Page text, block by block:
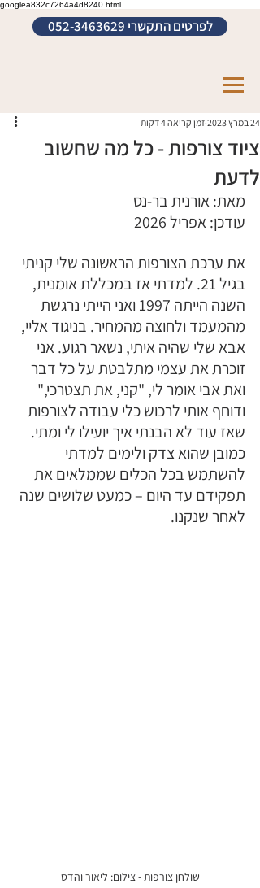
googlea832c7264a4d8240.html
לפרטים התקשרי 052-3463629
ציוד צורפות - כל מה שחשוב
לדעת
24 במרץ 2023 זמן קריאה 4 דקות
מאת: אורנית בר-נס
עודכן: אפריל 2026
את ערכת הצורפות הראשונה שלי קניתי
בגיל 21. למדתי אז במכללת אומנית,
השנה הייתה 1997 ואני הייתי נרגשת
מהמעמד ולחוצה מהמחיר. בניגוד אליי,
אבא שלי שהיה איתי, נשאר רגוע. אני
זוכרת את עצמי מתלבטת על כל דבר
ואת אבי אומר לי, "קני, את תצטרכי,"
ודוחף אותי לרכוש כלי עבודה לצורפות
שאז עוד לא הבנתי איך יועילו לי ומתי.
כמובן שהוא צדק ולימים למדתי
להשתמש בכל הכלים שממלאים את
תפקידם עד היום – כמעט שלושים שנה
לאחר שנקנו.
שולחן צורפות - צילום: ליאור והדס